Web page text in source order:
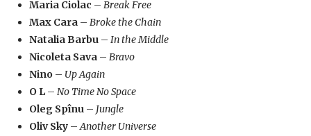
Maria Ciolac – Break Free
Max Cara – Broke the Chain
Natalia Barbu – In the Middle
Nicoleta Sava – Bravo
Nino – Up Again
O L – No Time No Space
Oleg Spînu – Jungle
Oliv Sky – Another Universe